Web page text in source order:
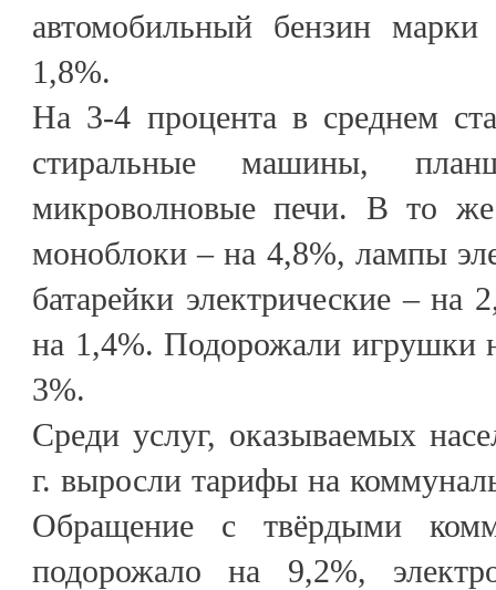
автомобильный бензин
1,8%.
На 3-4 процента в среднем
стиральные машины,
микроволновые печи. В то
моноблоки – на 4,8%, лампы
батарейки электрические – на
на 1,4%. Подорожали игрушки
3%.
Среди услуг, оказываемых
г. выросли тарифы на
Обращение с твёрдыми
подорожало на 9,2%,